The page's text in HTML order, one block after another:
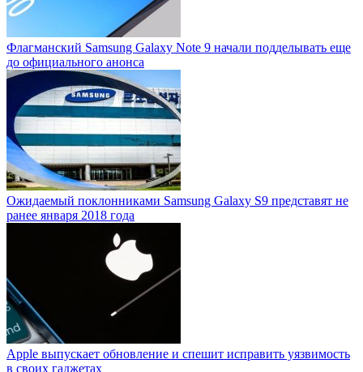
Флагманский Samsung Galaxy Note 9 начали подделывать еще
до официального анонса
Ожидаемый поклонниками Samsung Galaxy S9 представят не
ранее января 2018 года
Apple выпускает обновление и спешит исправить уязвимость
в своих гаджетах